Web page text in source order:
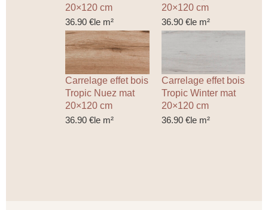
20×120 cm
36.90 €le m²
20×120 cm
36.90 €le m²
Carrelage effet bois
Tropic Nuez mat
20×120 cm
36.90 €le m²
Carrelage effet bois
Tropic Winter mat
20×120 cm
36.90 €le m²